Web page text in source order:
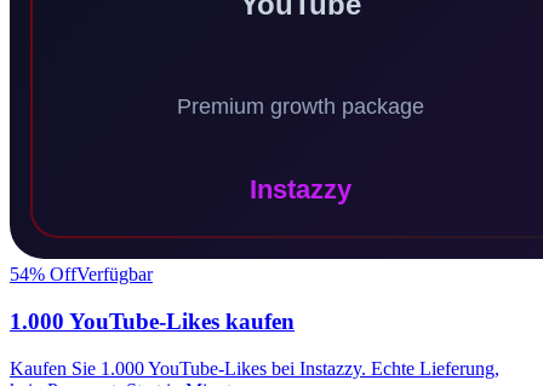
54% OffVerfügbar
1.000 YouTube-Likes kaufen
Kaufen Sie 1.000 YouTube-Likes bei Instazzy. Echte Lieferung,